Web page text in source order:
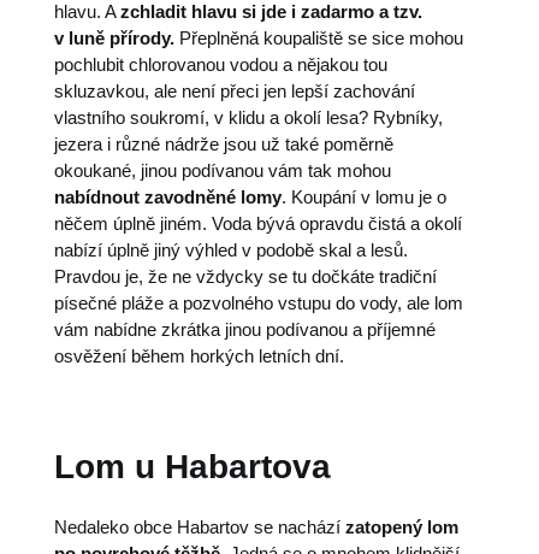
hlavu. Azchladit hlavu si jde i zadarmo a tzv.
v luně přírody. Přeplněná koupaliště se sice mohou
pochlubit chlorovanou vodou a nějakou tou
skluzavkou, ale není přeci jen lepší zachování
vlastního soukromí, v klidu a okolí lesa? Rybníky,
jezera i různé nádrže jsou už také poměrně
okoukané, jinou podívanou vám tak mohou
nabídnout zavodněné lomy. Koupání v lomu je o
něčem úplně jiném. Voda bývá opravdu čistá a okolí
nabízí úplně jiný výhled v podobě skal a lesů.
Pravdou je, že ne vždycky se tu dočkáte tradiční
písečné pláže a pozvolného vstupu do vody, ale lom
vám nabídne zkrátka jinou podívanou a příjemné
osvěžení během horkých letních dní.
Lom u Habartova
Nedaleko obce Habartov se nachází zatopený lom